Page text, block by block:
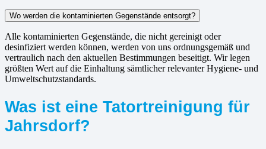
Wo werden die kontaminierten Gegenstände entsorgt?
Alle kontaminierten Gegenstände, die nicht gereinigt oder
desinfiziert werden können, werden von uns ordnungsgemäß und
vertraulich nach den aktuellen Bestimmungen beseitigt. Wir legen
größten Wert auf die Einhaltung sämtlicher relevanter Hygiene- und
Umweltschutzstandards.
Was ist eine Tatortreinigung für
Jahrsdorf?